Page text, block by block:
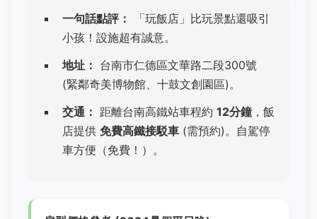
一句話點評：
「玩飯店」比玩景點還吸引
小孩！設施超有誠意。
地址： 台南市仁德區文華路二段300號
(緊鄰奇美博物館、十鼓文創園區)。
交通： 距離台南高鐵站車程約 12分鐘 ，飯
店提供 免費高鐵接駁車 (需預約)。自駕停
車方便（免費！）。